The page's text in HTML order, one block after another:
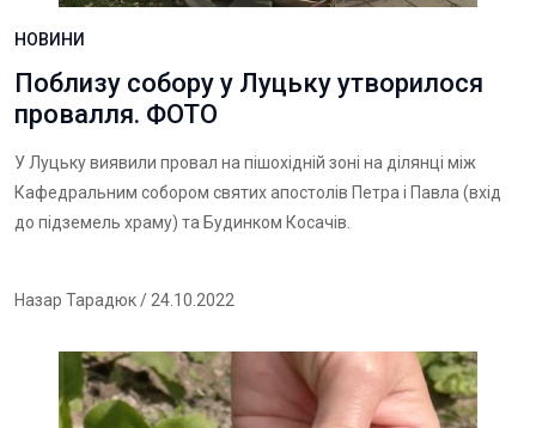
НОВИНИ
Поблизу собору у Луцьку утворилося
провалля. ФОТО
У Луцьку виявили провал на пішохідній зоні на ділянці між
Кафедральним собором святих апостолів Петра і Павла (вхід
до підземель храму) та Будинком Косачів.
Назар Тарадюк/ 24.10.2022